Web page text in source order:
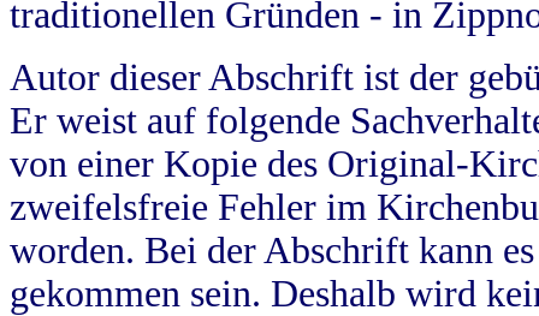
traditionellen Gründen - in
Autor dieser Abschrift ist der
Er weist auf folgende
von einer Kopie des Original-
zweifelsfreie Fehler im
worden. Bei der Abschrift kann
gekommen sein. Deshalb wird